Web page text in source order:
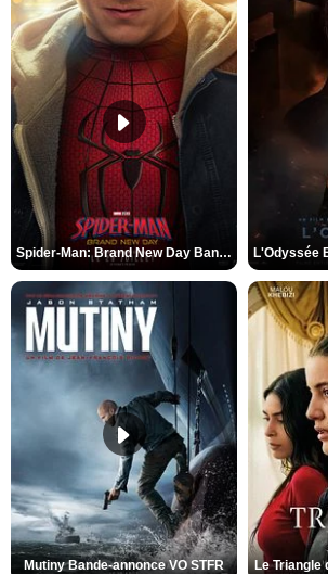
Spider-Man: Brand New Day Bande-annonce VO STFR
Mutiny Bande-annonce VO STFR Le Triangle